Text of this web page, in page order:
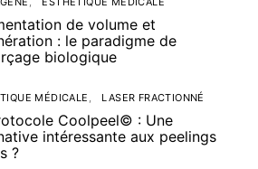
de volume et
: le paradigme de
biologique
MÉDICALE LASER FRACTIONNÉ
Coolpeel© : Une
intéressante aux peelings
?